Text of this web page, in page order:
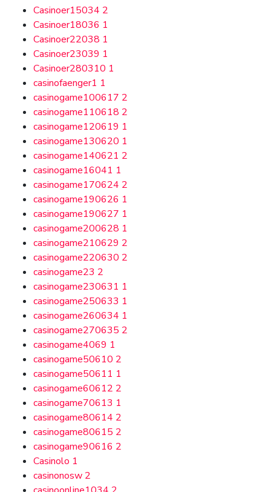
Casinoer15034 2
Casinoer18036 1
Casinoer22038 1
Casinoer23039 1
Casinoer280310 1
casinofaenger1 1
casinogame100617 2
casinogame110618 2
casinogame120619 1
casinogame130620 1
casinogame140621 2
casinogame16041 1
casinogame170624 2
casinogame190626 1
casinogame190627 1
casinogame200628 1
casinogame210629 2
casinogame220630 2
casinogame23 2
casinogame230631 1
casinogame250633 1
casinogame260634 1
casinogame270635 2
casinogame4069 1
casinogame50610 2
casinogame50611 1
casinogame60612 2
casinogame70613 1
casinogame80614 2
casinogame80615 2
casinogame90616 2
Casinolo 1
casinonosw 2